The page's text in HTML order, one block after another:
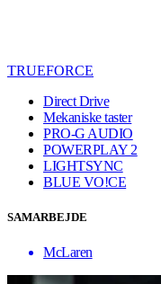
TRUEFORCE
Direct Drive
Mekaniske taster
PRO-G AUDIO
POWERPLAY 2
LIGHTSYNC
BLUE VO!CE
SAMARBEJDE
McLaren